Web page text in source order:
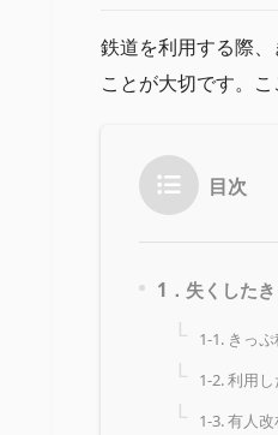
鉄道を利用する際
ことが大切です。
目次
1．失くした
1-1. きっ
1-2. 利用
1-3. 有人改